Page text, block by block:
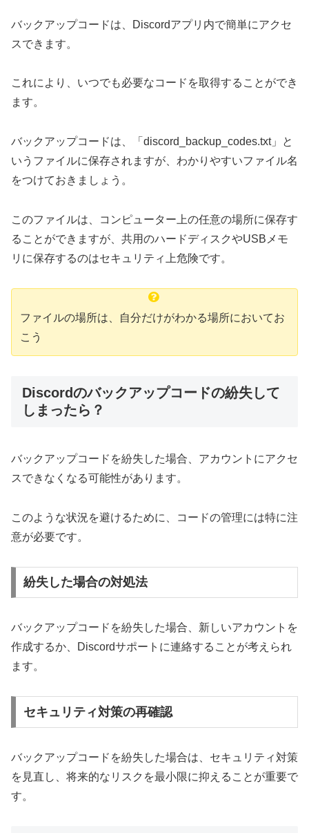
バックアップコードは、Discordアプリ内で簡単にアクセ
スできます。
これにより、いつでも必要なコードを取得することができ
ます。
バックアップコードは、「discord_backup_codes.txt」と
いうファイルに保存されますが、わかりやすいファイル名
をつけておきましょう。
このファイルは、コンピューター上の任意の場所に保存す
ることができますが、共用のハードディスクやUSBメモ
リに保存するのはセキュリティ上危険です。
ファイルの場所は、自分だけがわかる場所においてお
こう
Discordのバックアップコードの紛失して
しまったら？
バックアップコードを紛失した場合、アカウントにアクセ
スできなくなる可能性があります。
このような状況を避けるために、コードの管理には特に注
意が必要です。
紛失した場合の対処法
バックアップコードを紛失した場合、新しいアカウントを
作成するか、Discordサポートに連絡することが考えられ
ます。
セキュリティ対策の再確認
バックアップコードを紛失した場合は、セキュリティ対策
を見直し、将来的なリスクを最小限に抑えることが重要で
す。